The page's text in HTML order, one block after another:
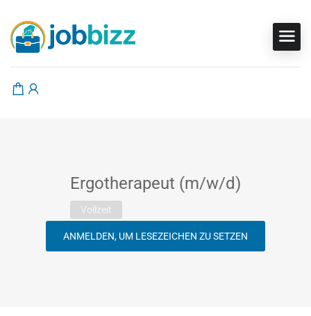
Ergotherapeut (m/w/d)
Vollzeit
ANMELDEN, UM LESEZEICHEN ZU SETZEN